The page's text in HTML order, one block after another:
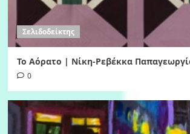
Σελιδοδείκτης
Το Αόρατο | Νίκη-Ρεβέκκα
0